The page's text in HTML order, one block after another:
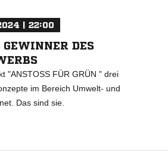
| 22:00
DES
"ANSTOSS FÜR GRÜN " drei
im Bereich Umwelt- und
Das sind sie.